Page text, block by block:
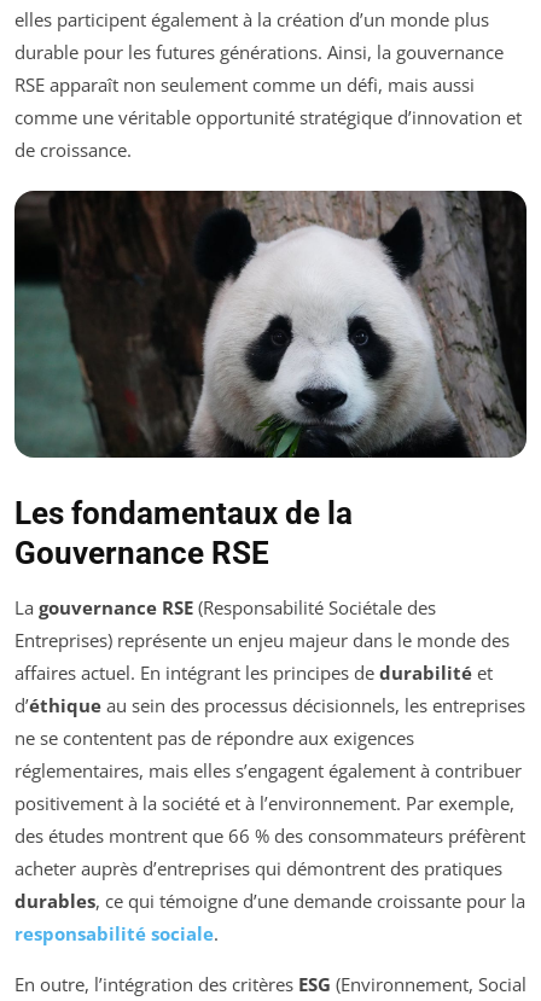
elles participent également à la création d’un monde plus
durable pour les futures générations. Ainsi, la gouvernance
RSE apparaît non seulement comme un défi, mais aussi
comme une véritable opportunité stratégique d’innovation et
de croissance.
Les fondamentaux de la
Gouvernance RSE
La gouvernance RSE (Responsabilité Sociétale des
Entreprises) représente un enjeu majeur dans le monde des
affaires actuel. En intégrant les principes de durabilité et
d’éthique au sein des processus décisionnels, les entreprises
ne se contentent pas de répondre aux exigences
réglementaires, mais elles s’engagent également à contribuer
positivement à la société et à l’environnement. Par exemple,
des études montrent que 66 % des consommateurs préfèrent
acheter auprès d’entreprises qui démontrent des pratiques
durables, ce qui témoigne d’une demande croissante pour la
responsabilité sociale.
En outre, l’intégration des critères ESG (Environnement, Social